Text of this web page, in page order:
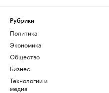
Рубрики
Политика
Экономика
Общество
Бизнес
Технологии и
медиа